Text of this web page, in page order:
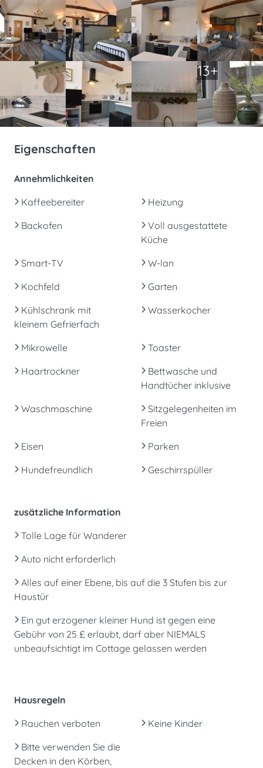
13+
Eigenschaften
Annehmlichkeiten
Kaffeebereiter
Heizung
Backofen
Voll ausgestattete
Küche
Smart-TV
W-lan
Kochfeld
Garten
Kühlschrank mit
kleinem Gefrierfach
Wasserkocher
Mikrowelle
Toaster
Haartrockner
Bettwasche und
Handtücher inklusive
Waschmaschine
Sitzgelegenheiten im
Freien
Eisen
Parken
Hundefreundlich
Geschirrspüller
zusätzliche Information
Tolle Lage für Wanderer
Auto nicht erforderlich
Alles auf einer Ebene, bis auf die 3 Stufen bis zur
Haustür
Ein gut erzogener kleiner Hund ist gegen eine
Gebühr von 25 £ erlaubt, darf aber NIEMALS
unbeaufsichtigt im Cottage gelassen werden
Hausregeln
Rauchen verboten
Keine Kinder
Bitte verwenden Sie die
Decken in den Körben,